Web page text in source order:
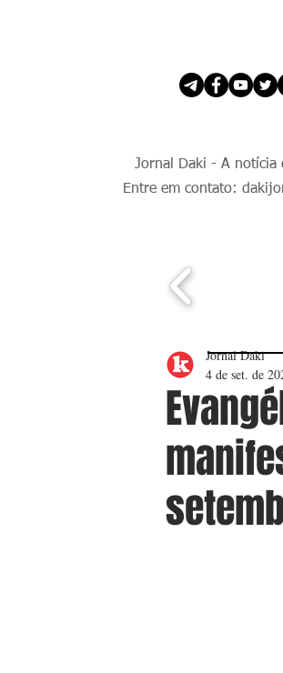
Jornal Daki - A notícia
Entre em contato:
Jornal Daki
4 de set. de